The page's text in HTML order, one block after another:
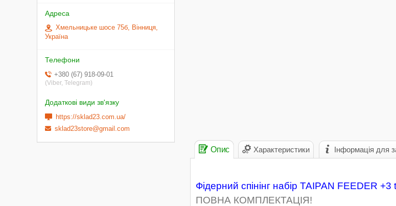
Опис Характеристики Інформація для
Фідерний спінінг набір TAIPAN FEEDER
ПОВНА КОМПЛЕКТАЦІЯ!
Хмельницьке шосе 75б, Вінниця,
Україна
+380 (67) 918-09-01
(Viber, Telegram)
https://sklad23.com.ua/
sklad23store@gmail.com